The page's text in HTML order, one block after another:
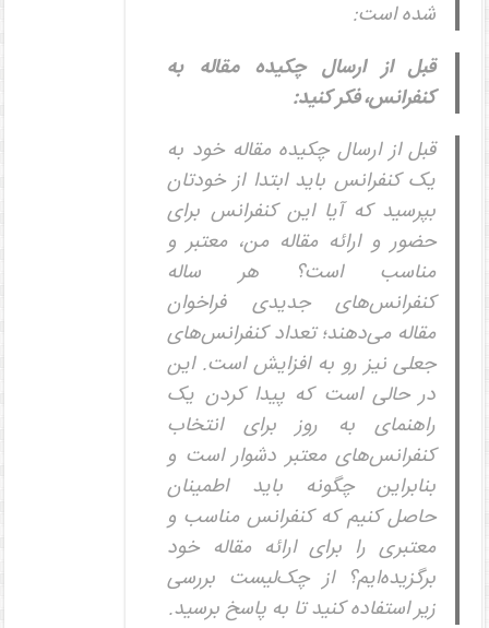
شده است:
قبل از ارسال چکیده مقاله به
کنفرانس، فکر کنید:
قبل از ارسال چکیده مقاله خود به
یک کنفرانس باید ابتدا از خودتان
بپرسید که آیا این کنفرانس برای
حضور و ارائه مقاله من، معتبر و
مناسب است؟ هر ساله
کنفرانس‌های‌ جدیدی فراخوان
مقاله می‌دهند؛ تعداد کنفرانس‌های
جعلی نیز رو به افزایش است. این
در حالی است که پیدا کردن یک
راهنمای به روز برای انتخاب
کنفرانس‌های معتبر دشوار است و
بنابراین چگونه باید اطمینان
حاصل کنیم که کنفرانس مناسب و
معتبری را برای ارائه مقاله خود
برگزیده‌ایم؟ از چک‌لیست بررسی
زیر استفاده کنید تا به پاسخ برسید.